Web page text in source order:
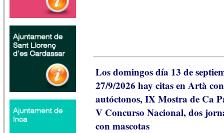
Los domingos día 13 de
27/9/2026 hay citas en Artà
autóctonos, IX Mostra de Ca
V Concurso Nacional, dos
con mascotas